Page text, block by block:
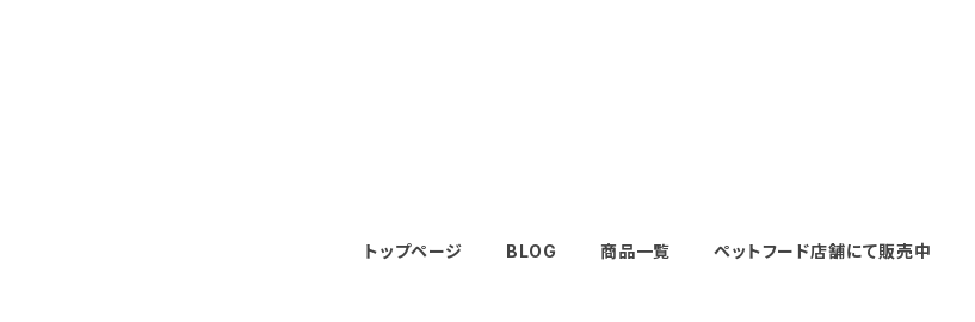
トップページ BLOG 商品一覧 ペットフード店舗にて販売中